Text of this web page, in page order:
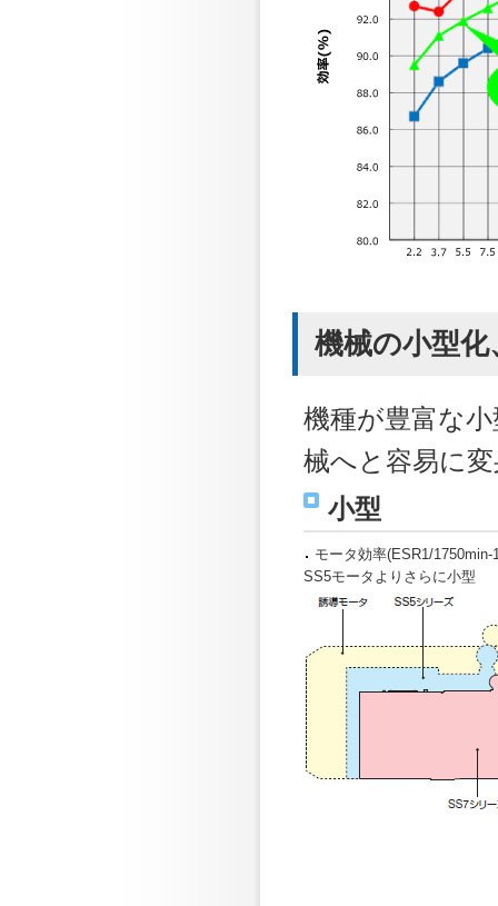
機械の小型
機種が豊富な
械へと容易に
小型
モータ効率(ESR1/1750min-
SS5モータよりさらに小型